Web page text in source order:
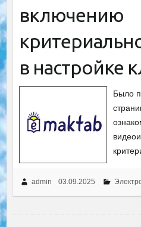
включению
в настройке
Было
admin 03.09.2025